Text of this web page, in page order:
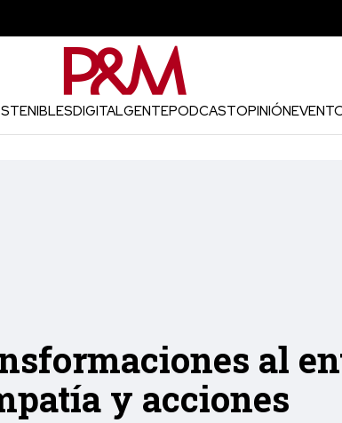
DIGITALGENTEPODCASTOPINIÓN
al
y acciones